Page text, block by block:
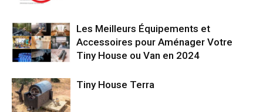
Les Meilleurs Équipements et
Accessoires pour Aménager Votre
Tiny House ou Van en 2024
Tiny House Terra